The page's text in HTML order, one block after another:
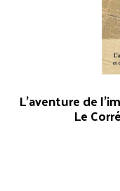
L’aventure de
Le